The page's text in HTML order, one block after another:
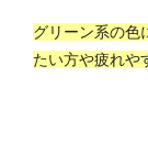
グリーン系の色
たい方や疲れや